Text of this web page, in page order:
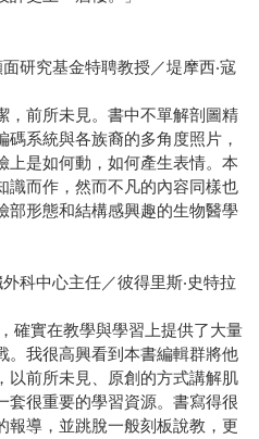
研究基金特聘教授／堤摩西‧寇
，前所未見。書中不單解剖圖精
系統與各族裔的多角度照片，
上是如何動，如何產生表情。本
識而作，然而不凡的內容同樣也
部形態和結構感興趣的生物醫學
科中心主任／彼得里斯‧史特拉
確實在教學與學習上提供了大量
。我很高興看到本書編輯群將他
以前所未見、原創的方式講解肌
套很重要的學習資源。書寫得很
報導，並跳脫一般刻板說教，更